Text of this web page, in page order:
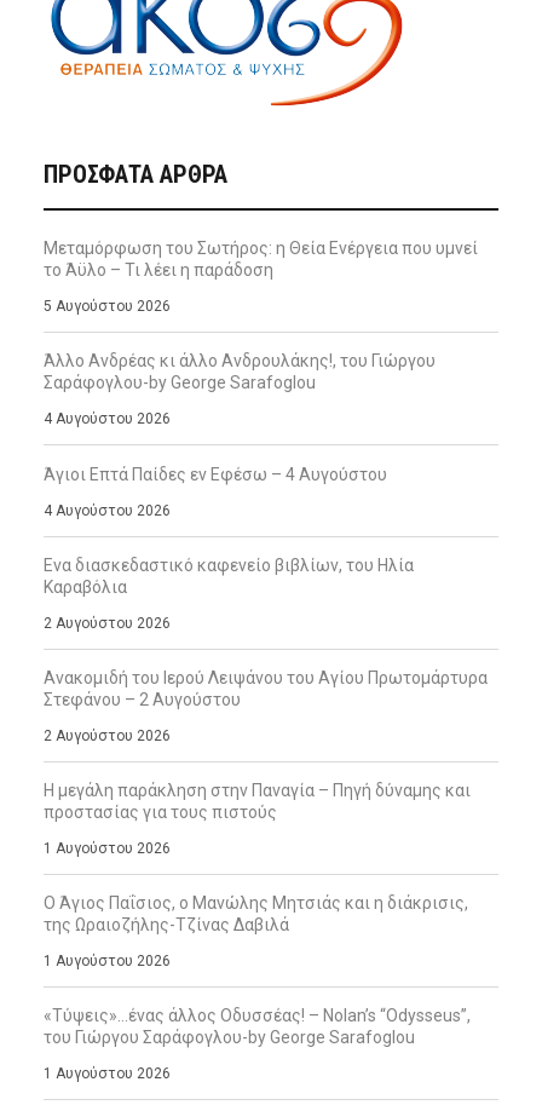
ΠΡΌΣΦΑΤΑ ΆΡΘΡΑ
Μεταμόρφωση του Σωτήρος: η Θεία Ενέργεια που υμνεί
το Άϋλο – Τι λέει η παράδοση
5 Αυγούστου 2026
Άλλο Ανδρέας κι άλλο Ανδρουλάκης!, του Γιώργου
Σαράφογλου-by George Sarafoglou
4 Αυγούστου 2026
Άγιοι Επτά Παίδες εν Εφέσω – 4 Αυγούστου
4 Αυγούστου 2026
Ενα διασκεδαστικό καφενείο βιβλίων, του Ηλία
Καραβόλια
2 Αυγούστου 2026
Ανακομιδή του Ιερού Λειψάνου του Αγίου Πρωτομάρτυρα
Στεφάνου – 2 Αυγούστου
2 Αυγούστου 2026
Η μεγάλη παράκληση στην Παναγία – Πηγή δύναμης και
προστασίας για τους πιστούς
1 Αυγούστου 2026
Ο Άγιος Παΐσιος, ο Μανώλης Μητσιάς και η διάκρισις,
της Ωραιοζήλης-Τζίνας Δαβιλά
1 Αυγούστου 2026
«Τύψεις»…ένας άλλος Οδυσσέας! – Nolan’s “Odysseus”,
του Γιώργου Σαράφογλου-by George Sarafoglou
1 Αυγούστου 2026